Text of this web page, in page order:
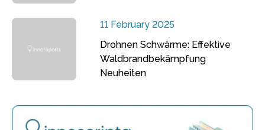
11 February 2025
Drohnen Schwärme: Effektive
Waldbrandbekämpfung
Neuheiten